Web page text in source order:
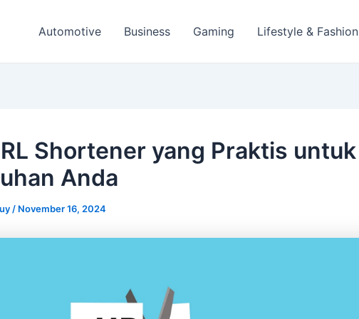
Automotive Business Gaming Lifestyle & Fashion
Shortener yang Praktis untuk
Anda
/ November 16, 2024